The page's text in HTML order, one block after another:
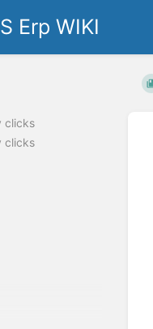
Erp WIKI
clicks
clicks